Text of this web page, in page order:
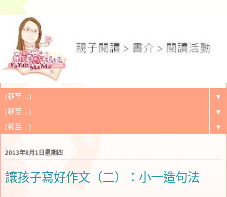
▼
▼
▼
2013年8月1日星期四
讓孩子寫好作文（二）：小一造句法